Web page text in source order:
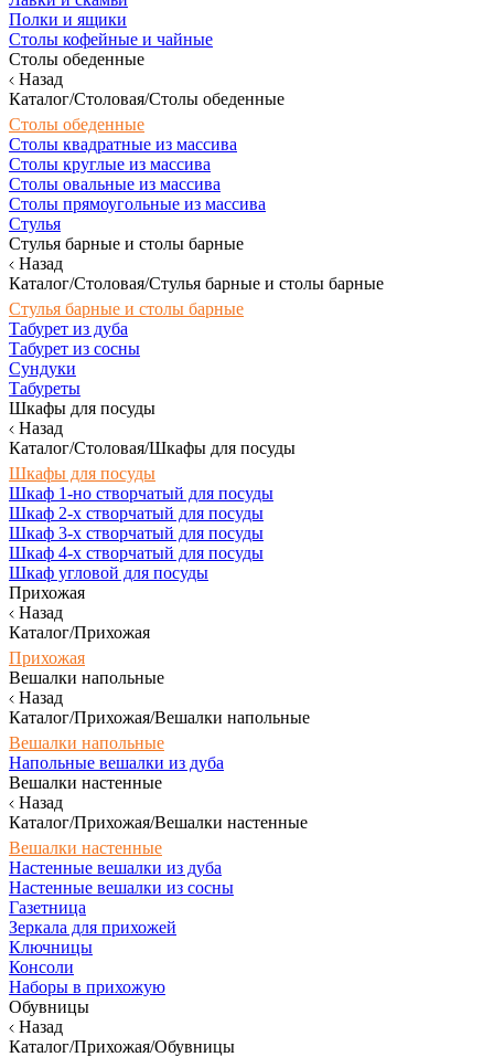
Полки и ящики
Столы кофейные и чайные
Столы обеденные
Назад
Каталог/Столовая/Столы обеденные
Столы обеденные
Столы квадратные из массива
Столы круглые из массива
Столы овальные из массива
Столы прямоугольные из массива
Стулья
Стулья барные и столы барные
Назад
Каталог/Столовая/Стулья барные и столы барные
Стулья барные и столы барные
Табурет из дуба
Табурет из сосны
Сундуки
Табуреты
Шкафы для посуды
Назад
Каталог/Столовая/Шкафы для посуды
Шкафы для посуды
Шкаф 1-но створчатый для посуды
Шкаф 2-х створчатый для посуды
Шкаф 3-х створчатый для посуды
Шкаф 4-х створчатый для посуды
Шкаф угловой для посуды
Прихожая
Назад
Каталог/Прихожая
Прихожая
Вешалки напольные
Назад
Каталог/Прихожая/Вешалки напольные
Вешалки напольные
Напольные вешалки из дуба
Вешалки настенные
Назад
Каталог/Прихожая/Вешалки настенные
Вешалки настенные
Настенные вешалки из дуба
Настенные вешалки из сосны
Газетница
Зеркала для прихожей
Ключницы
Консоли
Наборы в прихожую
Обувницы
Назад
Каталог/Прихожая/Обувницы